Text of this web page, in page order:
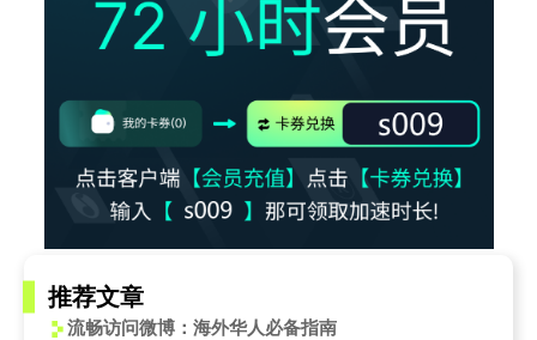
推荐文章
流畅访问微博：海外华人必备指南